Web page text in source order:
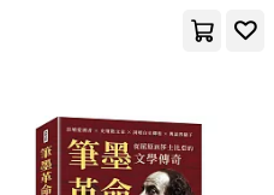
梅原猛(1)
外語教學與研究出版社(1)